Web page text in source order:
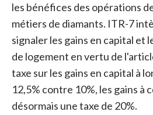
les bénéfices des opérations
métiers de diamants. ITR-7
signaler les gains en capital et
de logement en vertu de
taxe sur les gains en capital à
12,5% contre 10%, les gains
désormais une taxe de 20%.